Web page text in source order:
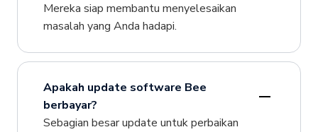
Mereka siap membantu menyelesaikan
masalah yang Anda hadapi.
Apakah update software Bee
berbayar?
Sebagian besar update untuk perbaikan